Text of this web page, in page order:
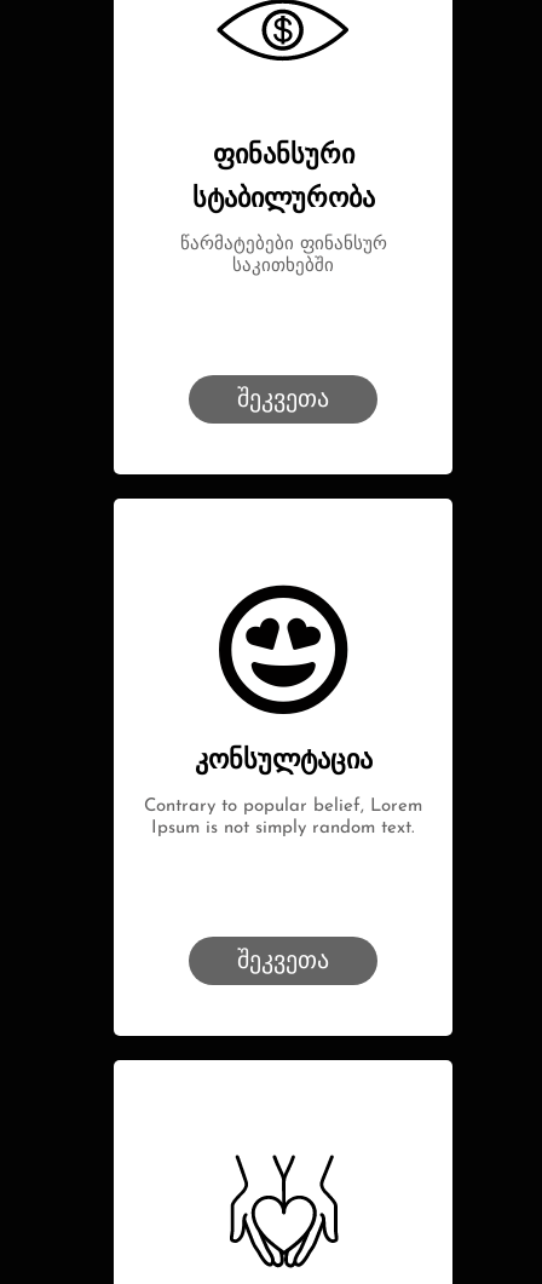
ფინანსური
სტაბილურობა
წარმატებები ფინანსურ
საკითხებში
შეკვეთა
კონსულტაცია
Contrary to popular belief, Lorem
Ipsum is not simply random text.
შეკვეთა